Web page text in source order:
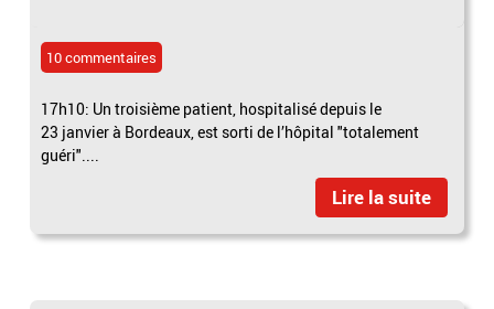
10 commentaires
17h10: Un troisième patient, hospitalisé depuis le
23 janvier à Bordeaux, est sorti de l’hôpital "totalement
guéri"....
Lire la suite